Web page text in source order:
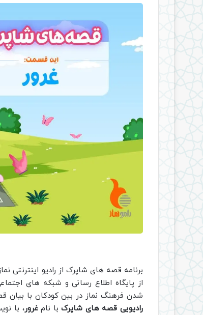
برنامه قصه های شاپرک از رادیو
از پایگاه اطلاع رسانی و شبکه های
شدن فرهنگ نماز در بین کودکان با
رادیویی قصه های شاپرکبا نامغرور، با